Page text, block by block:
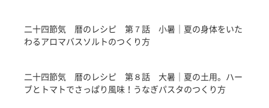
二十四節気 暦のレシピ 第７話 小暑｜夏の身体をいた
わるアロマバスソルトのつくり方
二十四節気 暦のレシピ 第８話 大暑｜夏の土用。ハー
ブとトマトでさっぱり風味！うなぎパスタのつくり方